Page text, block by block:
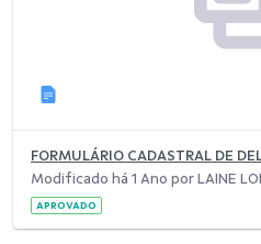
FORMULÁRIO CADASTRAL DE
Modificado há 1 Ano por LAINE
APROVADO